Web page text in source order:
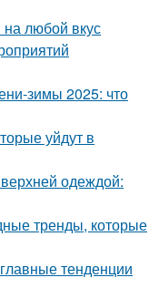
любой вкус
зимы 2025: что
уйдут в
верхней одеждой:
тренды, которые
тенденции